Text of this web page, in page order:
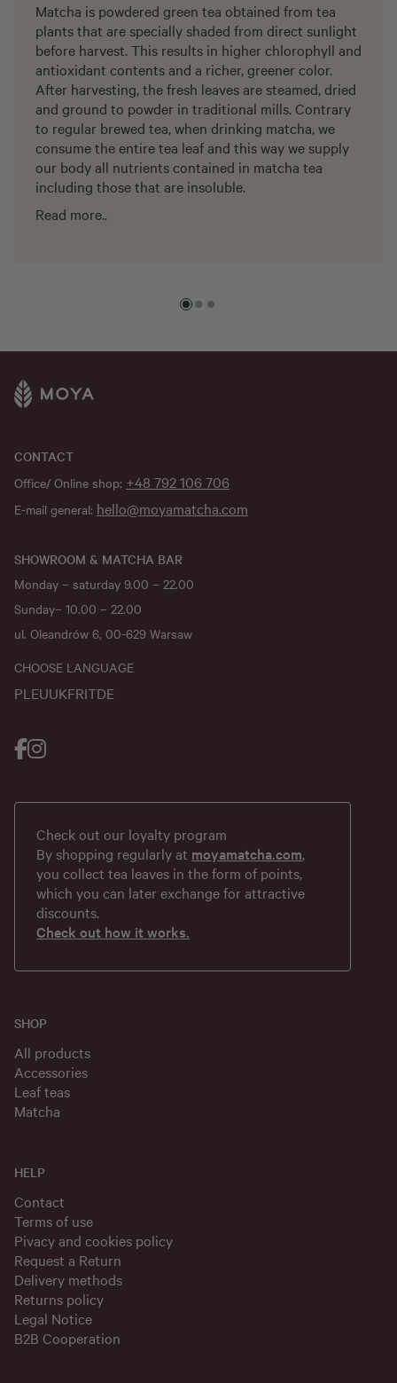
Matcha is powdered green tea obtained from tea
plants that are specially shaded from direct sunlight
before harvest. This results in higher chlorophyll and
antioxidant contents and a richer, greener color.
After harvesting, the fresh leaves are steamed, dried
and ground to powder in traditional mills. Contrary
to regular brewed tea, when drinking matcha, we
consume the entire tea leaf and this way we supply
our body all nutrients contained in matcha tea
including those that are insoluble.
Read more..
CONTACT
Office/ Online shop: +48 792 106 706
E-mail general: hello@moyamatcha.com
SHOWROOM & MATCHA BAR
Monday – saturday 9.00 – 22.00
Sunday– 10.00 – 22.00
ul. Oleandrów 6, 00-629 Warsaw
CHOOSE LANGUAGE
PLEUUKFRITDE
SHOP
All products
Accessories
Leaf teas
Matcha
HELP
Contact
Terms of use
Pivacy and cookies policy
Request a Return
Delivery methods
Returns policy
Legal Notice
B2B Cooperation
Check out our loyalty program
By shopping regularly at moyamatcha.com,
you collect tea leaves in the form of points,
which you can later exchange for attractive
discounts.
Check out how it works.